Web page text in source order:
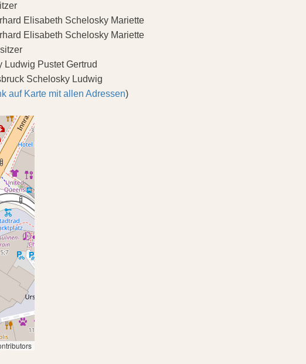
Elisabeth Schelosky Mariette
Elisabeth Schelosky Mariette
Pustet Gertrud
Schelosky Ludwig
auf Karte mit allen Adressen)